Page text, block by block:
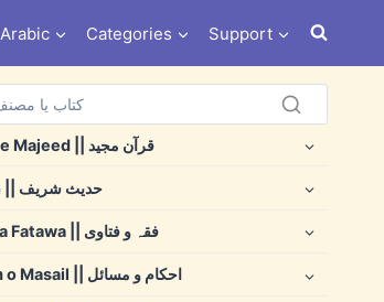
Arabic Categories Support
Quran e Majeed || قرآن مجید
Hadith || حدیث شریف
Fiqh wa Fatawa || فقہ و فتاوی
Ahkam o Masail || احکام و مسائل